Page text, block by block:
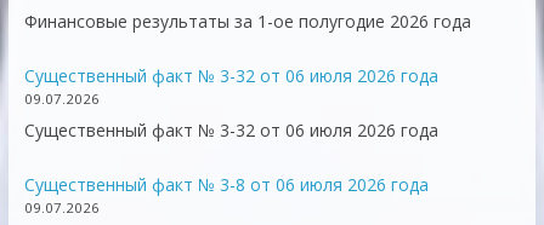
Финансовые результаты за 1-ое полугодие 2026 года
Существенный факт № 3-32 от 06 июля 2026 года
09.07.2026
Существенный факт № 3-32 от 06 июля 2026 года
Существенный факт № 3-8 от 06 июля 2026 года
09.07.2026